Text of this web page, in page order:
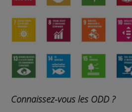
Connaissez-vous les ODD ?